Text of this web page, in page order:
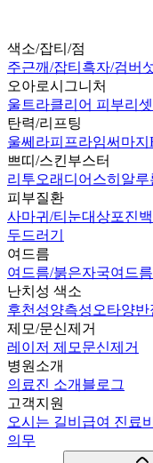
색소/잡티/점
주근깨/잡티 흑자/검버
오아로시그니처
울트라클리어 피부리셋
탄력/리프팅
울쎄라피프라임써마지
쁘띠/스킨부스터
리투오래디어스히알루
피부질환
사마귀/티눈대상포진
두드러기
여드름
여드름/붉은자국여드
난치성 색소
후천성양측성오타양반
제모/문신제거
레이저 제모 문신제거
병원소개
의료진 소개 블로그
고객지원
오시는 길비급여 진료
의무